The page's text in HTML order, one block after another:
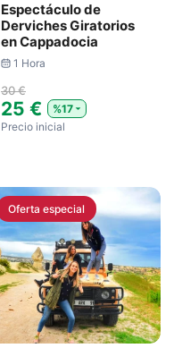
Espectáculo de
Derviches Giratorios
en Cappadocia
1 Hora
30 €
25 €
%17
Precio inicial
Oferta especial